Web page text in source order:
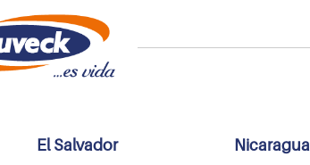
El Salvador Nicaragua